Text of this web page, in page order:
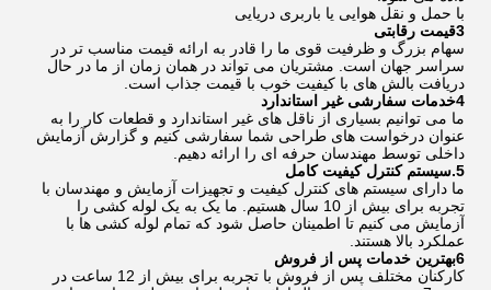
با حمل و نقل هوایی یا باربری دریایی
3قیمت رقابتی
سهام بزرگ و ظرفیت قوی ما را قادر به ارائه قیمت مناسب تر در
سراسر جهان است. مشتریان می تواند در همان زمان از ما در حال
دریافت بالش های با کیفیت خوب با قیمت جذاب است.
4خدمات سفارشی غیر استاندارد
ما می توانیم بسیاری از ناقل های غیر استاندارد و قطعات کار را به
عنوان درخواست های طراحی شما سفارشی کنیم و گزارش آزمایش
داخلی توسط مهندسان حرفه ای را ارائه دهیم.
5.سيستم کنترل کيفيت کامل
ما دارای سیستم های کنترل کیفیت و تجهیزات آزمایش و مهندسان با
تجربه برای بیش از 10 سال هستیم. ما یک به یک لوله کشی را
آزمایش می کنیم تا اطمینان حاصل شود که تمام لوله کشی ها با
عملکرد بالا هستند.
6بهترين خدمات پس از فروش
کارکنان مختلف پس از فروش با تجربه برای بیش از 12 ساعت در